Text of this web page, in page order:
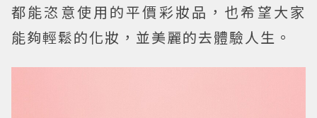
都能恣意使用的平價彩妝品，也希望大家
能夠輕鬆的化妝，並美麗的去體驗人生。